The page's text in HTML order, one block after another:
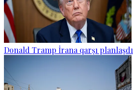
Donald Tramp İrana qarşı